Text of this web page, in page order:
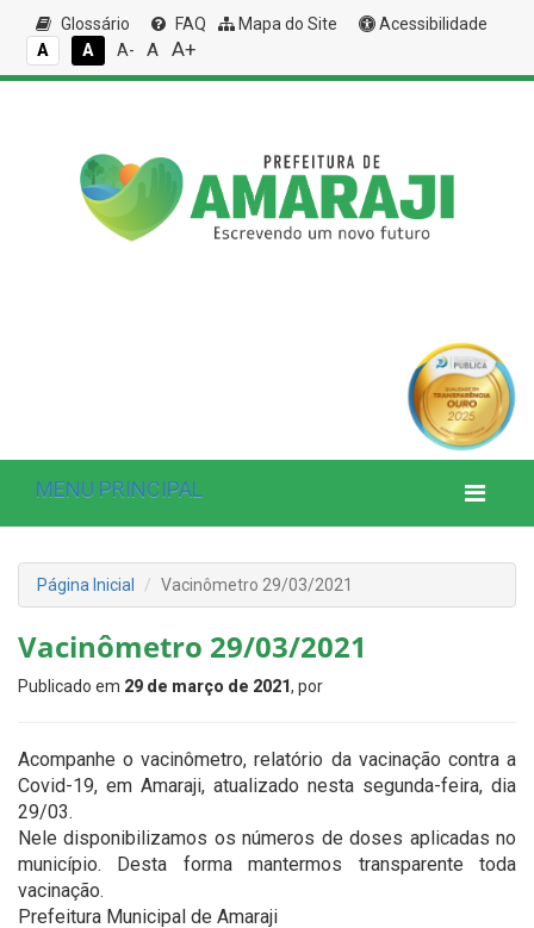
Glossário FAQ Mapa do Site
Acessibilidade
A
A A- A A+
MENU PRINCIPAL
Página Inicial Vacinômetro 29/03/2021
Vacinômetro 29/03/2021
Publicado em 29 de março de 2021, por
Acompanhe o vacinômetro, relatório da vacinação contra a
Covid-19, em Amaraji, atualizado nesta segunda-feira, dia
29/03.
Nele disponibilizamos os números de doses aplicadas no
município. Desta forma mantermos transparente toda
vacinação.
Prefeitura Municipal de Amaraji